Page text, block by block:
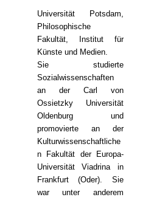
Universität Potsdam,
Philosophische
Fakultät, Institut für
Künste und Medien.
Sie studierte
Sozialwissenschaften
an der Carl von
Ossietzky Universität
Oldenburg und
promovierte an der
Kulturwissenschaftliche
n Fakultät der Europa-
Universität Viadrina in
Frankfurt (Oder). Sie
war unter anderem